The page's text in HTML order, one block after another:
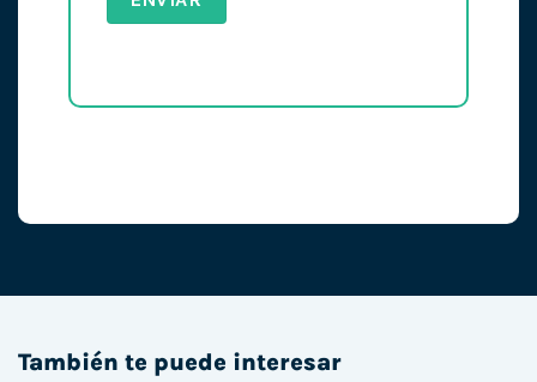
También te puede interesar